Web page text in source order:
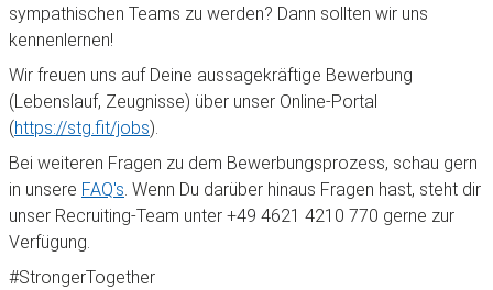
sympathischen Teams zu werden? Dann sollten wir uns
kennenlernen!
Wir freuen uns auf Deine aussagekräftige Bewerbung
(Lebenslauf, Zeugnisse) über unser Online-Portal
(https://stg.fit/jobs).
Bei weiteren Fragen zu dem Bewerbungsprozess, schau gern
in unsere FAQ's. Wenn Du darüber hinaus Fragen hast, steht dir
unser Recruiting-Team unter +49 4621 4210 770 gerne zur
Verfügung.
#StrongerTogether